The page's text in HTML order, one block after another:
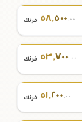
٥٨,٥٠٠ .٠٠ فرنك
٥٣,٧٠٠ .٠٠ فرنك
٥١,٢٠٠ .٠٠ فرنك